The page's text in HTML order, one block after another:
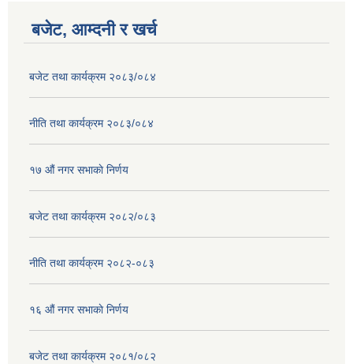
बजेट, आम्दनी र खर्च
बजेट तथा कार्यक्रम २०८३/०८४
नीति तथा कार्यक्रम २०८३/०८४
१७ ‌‍औं नगर सभाकाे निर्णय
बजेट तथा कार्यक्रम २०८२/०८३
नीति तथा कार्यक्रम २०८२-०८३
१६ ‌औं नगर सभाकाे निर्णय
बजेट तथा कार्यक्रम २०८१/०८२